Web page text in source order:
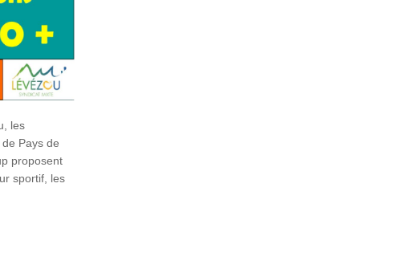
les
Pays de
proposent
sportif, les